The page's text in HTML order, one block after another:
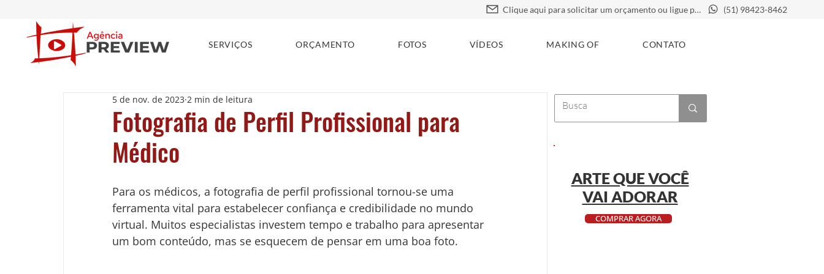
Clique aqui para solicitar um orçamento ou ligue para (51) 98423-8462
SERVIÇOS ORÇAMENTO FOTOS VÍDEOS MAKING OF CONTATO
Fotografia de Perfil Profissional para
Médico
5 de nov. de 2023 2 min de leitura
Para os médicos, a fotografia de perfil profissional tornou-se uma
ferramenta vital para estabelecer confiança e credibilidade no mundo
virtual. Muitos especialistas investem tempo e trabalho para apresentar
um bom conteúdo, mas se esquecem de pensar em uma boa foto.
ARTE QUE VOCÊ
VAI ADORAR
COMPRAR AGORA